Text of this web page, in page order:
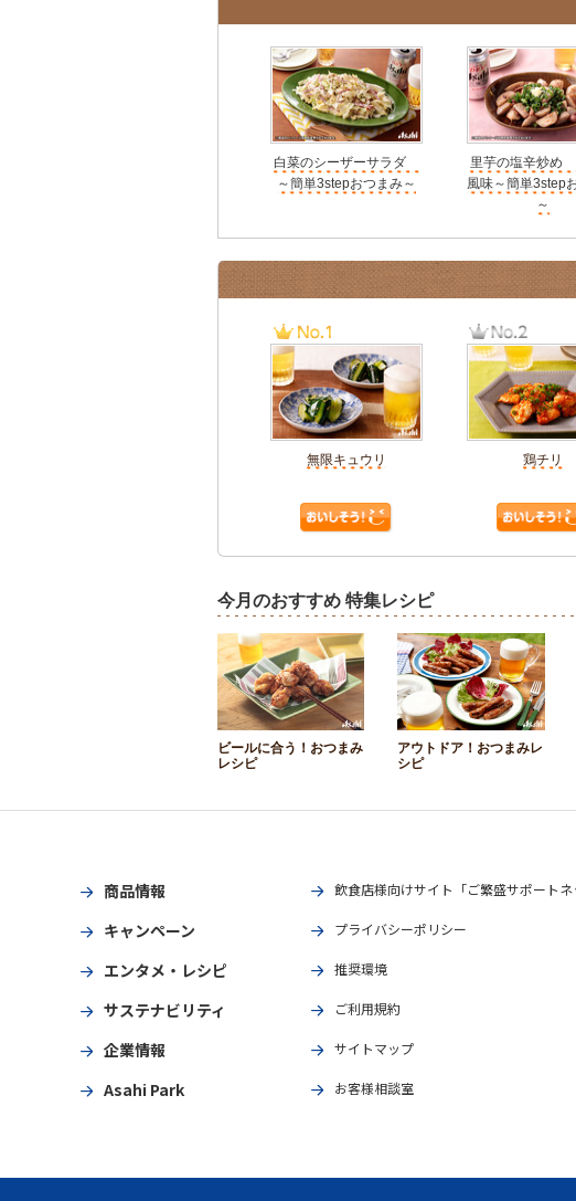
白菜のシーザーサラダ
～簡単3stepおつまみ～
里芋の塩辛炒め
風味～簡単3step
～
無限キュウリ 鶏チリ
今月のおすすめ 特集レシピ
ビールに合う！おつまみ
レシピ
アウトドア！おつまみレ
シピ
商品情報
キャンペーン
エンタメ・レシピ
サステナビリティ
企業情報
Asahi Park
飲食店様向けサイト「ご繁盛サポートネ
プライバシーポリシー
推奨環境
ご利用規約
サイトマップ
お客様相談室